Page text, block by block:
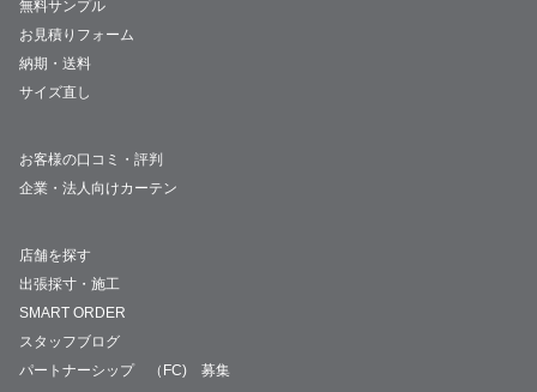
無料サンプル
お見積りフォーム
納期・送料
サイズ直し
お客様の口コミ・評判
企業・法人向けカーテン
店舗を探す
出張採寸・施工
SMART ORDER
スタッフブログ
パートナーシップ （FC) 募集